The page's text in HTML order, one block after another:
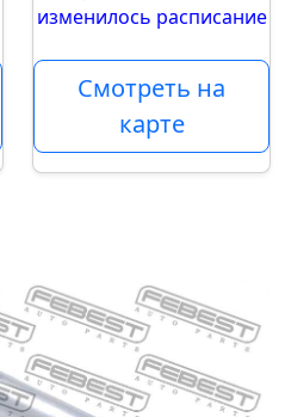
изменилось расписание
Смотреть на
карте